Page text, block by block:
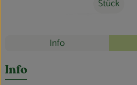
Stück
Rezepte
Info
Info